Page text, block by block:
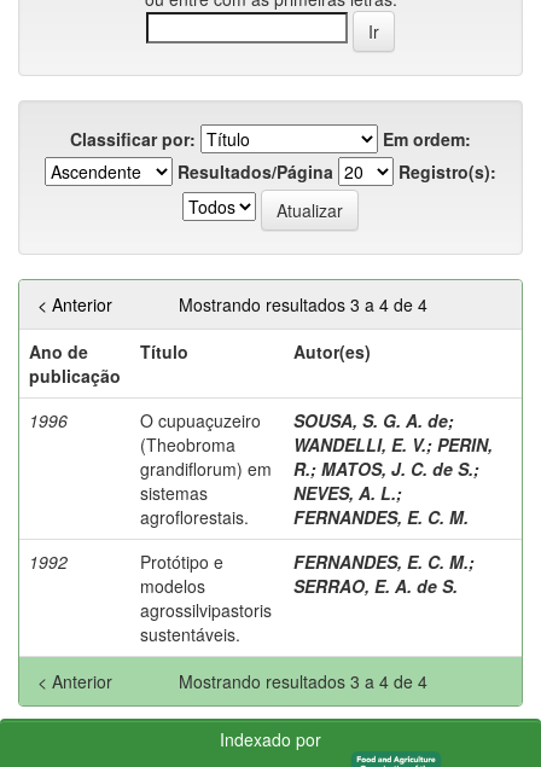
Classificar por:
Em ordem:
Resultados/Página
Registro(s):
Mostrando resultados 3 a 4 de 4
< Anterior
Ano de
publicação
Título Autor(es)
1996
O cupuaçuzeiro
(Theobroma
grandiflorum) em
sistemas
agroflorestais.
SOUSA, S. G. A. de;
WANDELLI, E. V.; PERIN,
R.; MATOS, J. C. de S.;
NEVES, A. L.;
FERNANDES, E. C. M.
1992
Protótipo e
modelos
agrossilvipastoris
sustentáveis.
FERNANDES, E. C. M.;
SERRAO, E. A. de S.
Mostrando resultados 3 a 4 de 4
< Anterior
Indexado por